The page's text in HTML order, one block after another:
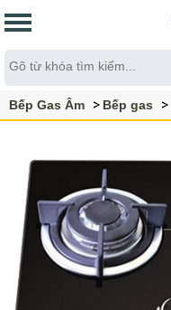
Bếp Gas Âm Bếp gas